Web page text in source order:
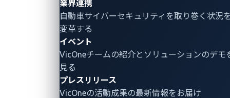
業界連携
自動車サイバーセキュリティ を取り巻く状況
変革する
イベント
VicOneチームの紹介とソリューションのデモ
見る
プレスリリース
VicOneの活動成果の最新情報をお届け
継続的にCANメッセージを送信し、実車における典型
的なECUトラフィックを再現しました。
フェーズ1：CANトラフィックの観